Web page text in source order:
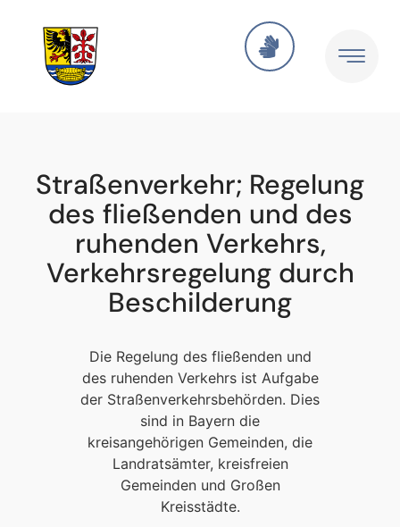
Straßenverkehr; Regelung
des fließenden und des
ruhenden Verkehrs,
Verkehrsregelung durch
Beschilderung
Die Regelung des fließenden und
des ruhenden Verkehrs ist Aufgabe
der Straßenverkehrsbehörden. Dies
sind in Bayern die
kreisangehörigen Gemeinden, die
Landratsämter, kreisfreien
Gemeinden und Großen
Kreisstädte.